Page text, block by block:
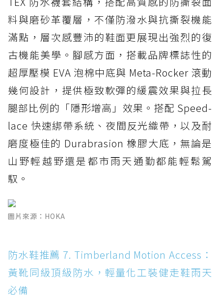
料與磨砂革覆層，不僅防潑水與抗撕裂機能
滿點，層次感豐沛的鞋面更展現出強烈的復
古機能美學。腳感方面，搭載品牌標誌性的
超厚壓模 EVA 泡棉中底與 Meta-Rocker 滾動
幾何設計，提供極致軟彈的緩震效果與拉長
腿部比例的「隱形增高」效果。搭配 Speed-
lace 快速綁帶系統、夜間反光織帶，以及耐
磨度極佳的 Durabrasion 橡膠大底，無論是
山野輕越野還是都市雨天通勤都能輕鬆駕
馭。
圖片來源：HOKA
防水鞋推薦 7. Timberland Motion Access：
黃靴同級頂級防水，輕量化工裝健走鞋雨天
必備